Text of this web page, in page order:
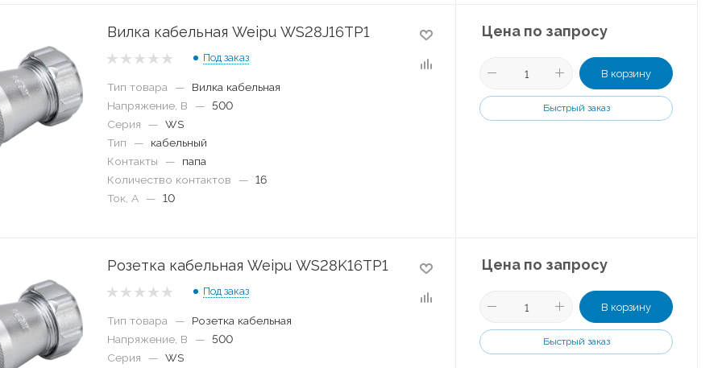
Вилка кабельная Weipu WS28J16TP1
Под заказ
Тип товара —
Вилка кабельная
Напряжение, В
— 500
Серия
— WS
Тип
—
кабельный
Контакты
—
папа
Количество контактов
— 16
Ток, А
— 10
Цена по запросу
В корзину
Быстрый заказ
Розетка кабельная Weipu WS28K16TP1
Под заказ
Тип товара —
Розетка кабельная
Напряжение, В
— 500
Серия
— WS
Цена по запросу
В корзину
Быстрый заказ